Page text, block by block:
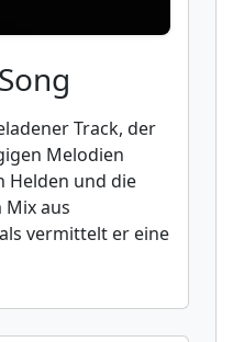
Track, der
Melodien
Helden und die
aus
vermittelt er eine